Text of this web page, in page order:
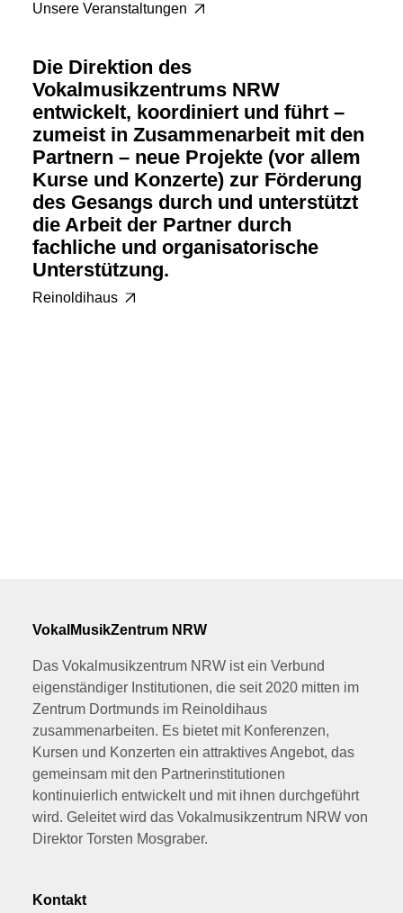
Unsere Veranstaltungen
Die Direktion des
Vokalmusikzentrums NRW
entwickelt, koordiniert und führt –
zumeist in Zusammenarbeit mit den
Partnern – neue Projekte (vor allem
Kurse und Konzerte) zur Förderung
des Gesangs durch und unterstützt
die Arbeit der Partner durch
fachliche und organisatorische
Unterstützung.
Reinoldihaus
VokalMusikZentrum NRW
Das Vokalmusikzentrum NRW ist ein Verbund
eigenständiger Institutionen, die seit 2020 mitten im
Zentrum Dortmunds im Reinoldihaus
zusammenarbeiten. Es bietet mit Konferenzen,
Kursen und Konzerten ein attraktives Angebot, das
gemeinsam mit den Partnerinstitutionen
kontinuierlich entwickelt und mit ihnen durchgeführt
wird. Geleitet wird das Vokalmusikzentrum NRW von
Direktor Torsten Mosgraber.
Kontakt